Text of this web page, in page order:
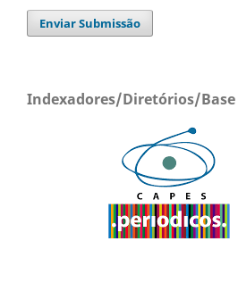
Enviar Submissão
Indexadores/Diretórios/Base